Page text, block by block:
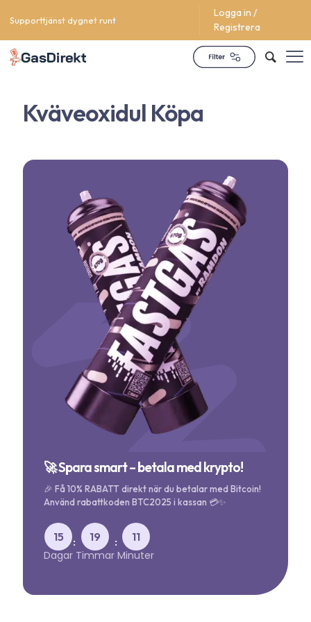
Supporttjänst dygnet runt
Logga in /
Registrera
Kväveoxidul Köpa
🚀 Spara smart – betala med krypto!
🎉 Få 10% RABATT direkt när du betalar med Bitcoin!
Använd rabattkoden BTC2025 i kassan 💳✨
15
Dagar
:
19
Timmar
:
11
Minuter